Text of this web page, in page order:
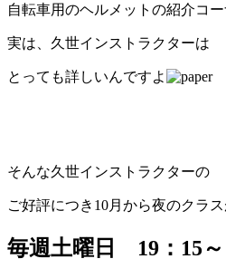
自転車用のヘルメットの紹介コー
実は、久世インストラクターは
とっても詳しいんですよ
そんな久世インストラクター
ご好評につき10月から夜のクラ
毎週土曜日 19：